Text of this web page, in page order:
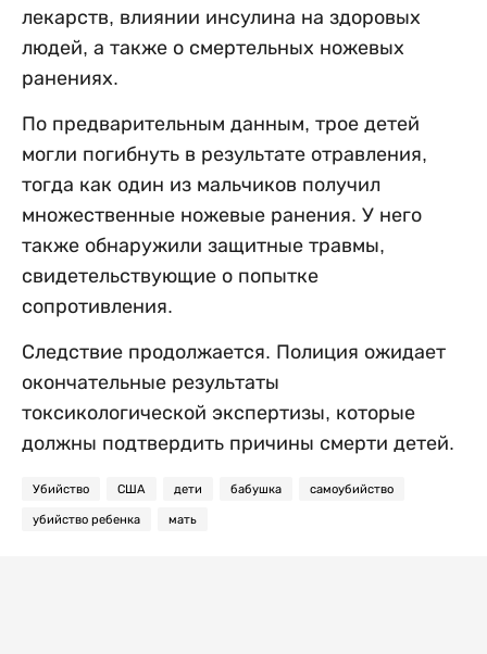
лекарств, влиянии инсулина на здоровых
людей, а также о смертельных ножевых
ранениях.
По предварительным данным, трое детей
могли погибнуть в результате отравления,
тогда как один из мальчиков получил
множественные ножевые ранения. У него
также обнаружили защитные травмы,
свидетельствующие о попытке
сопротивления.
Следствие продолжается. Полиция ожидает
окончательные результаты
токсикологической экспертизы, которые
должны подтвердить причины смерти детей.
Убийство США дети бабушка самоубийство
убийство ребенка мать